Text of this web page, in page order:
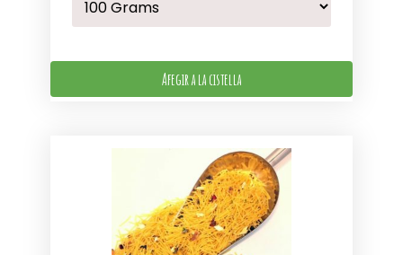
Afegir a la cistella